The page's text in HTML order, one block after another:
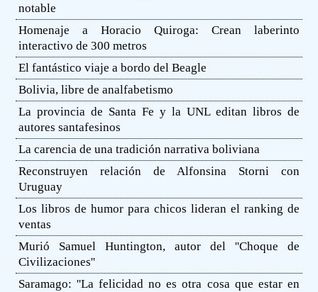
notable
Homenaje a Horacio Quiroga: Crean laberinto
interactivo de 300 metros
El fantástico viaje a bordo del Beagle
Bolivia, libre de analfabetismo
La provincia de Santa Fe y la UNL editan libros de
autores santafesinos
La carencia de una tradición narrativa boliviana
Reconstruyen relación de Alfonsina Storni con
Uruguay
Los libros de humor para chicos lideran el ranking de
ventas
Murió Samuel Huntington, autor del ''Choque de
Civilizaciones''
Saramago: ''La felicidad no es otra cosa que estar en